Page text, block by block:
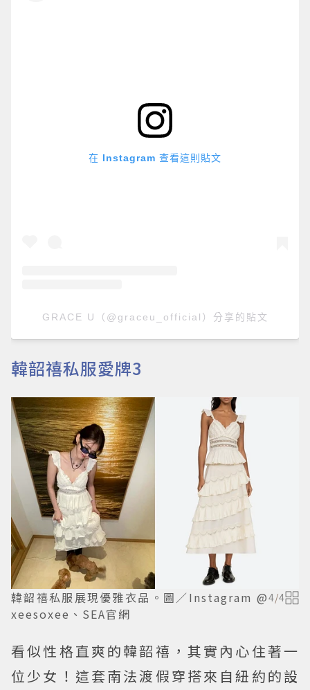
在 Instagram 查看這則貼文
GRACE U（@graceu_official）分享的貼文
韓韶禧私服愛牌3
韓韶禧私服展現優雅衣品。圖／Instagram @
xeesoxee、SEA官網
4/4
看似性格直爽的韓韶禧，其實內心住著一
位少女！這套南法渡假穿搭來自紐約的設